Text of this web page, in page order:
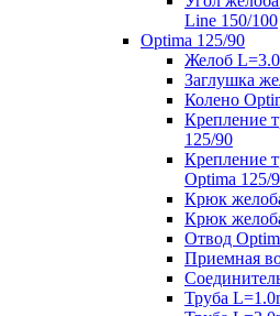
Line 150/100
Optima 125/90
Желоб
Заглушка
Колено
Крепление
125/90
Крепление
Optima 125/
Крюк
Крюк
Отвод
Приемная
Труба